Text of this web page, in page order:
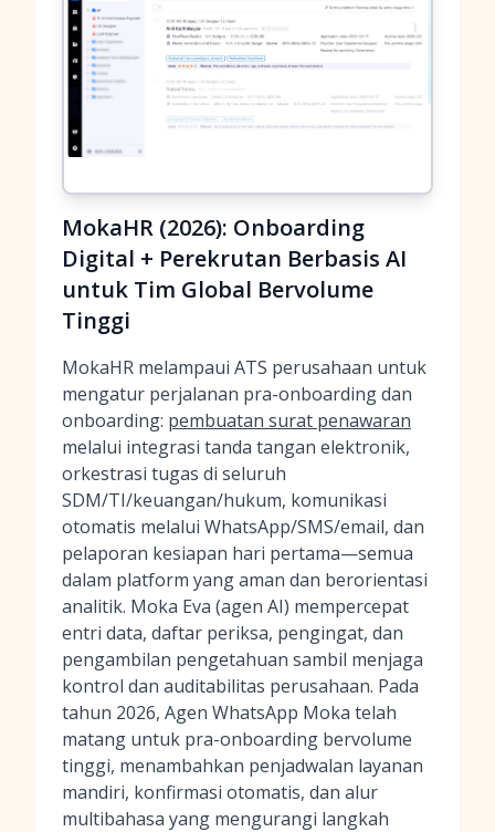
MokaHR (2026): Onboarding
Digital + Perekrutan Berbasis AI
untuk Tim Global Bervolume
Tinggi
MokaHR melampaui ATS perusahaan untuk
mengatur perjalanan pra-onboarding dan
onboarding: pembuatan surat penawaran
melalui integrasi tanda tangan elektronik,
orkestrasi tugas di seluruh
SDM/TI/keuangan/hukum, komunikasi
otomatis melalui WhatsApp/SMS/email, dan
pelaporan kesiapan hari pertama—semua
dalam platform yang aman dan berorientasi
analitik. Moka Eva (agen AI) mempercepat
entri data, daftar periksa, pengingat, dan
pengambilan pengetahuan sambil menjaga
kontrol dan auditabilitas perusahaan. Pada
tahun 2026, Agen WhatsApp Moka telah
matang untuk pra-onboarding bervolume
tinggi, menambahkan penjadwalan layanan
mandiri, konfirmasi otomatis, dan alur
multibahasa yang mengurangi langkah